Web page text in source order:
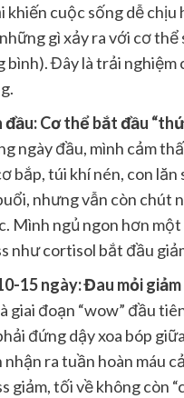
khiến cuộc sống dễ chịu
gì xảy ra với cơ
bình). Đây là trải nghiệm
đầu: Cơ thể bắt đầu
ngày đầu, mình cảm
bắp, túi khí nén, con
nhưng vẫn còn chút
Mình ngủ ngon hơn một
như cortisol bắt đầu
15 ngày: Đau mỏi
giai đoạn “wow” đầu
đứng dậy xoa bóp
nhận ra tuần hoàn máu
giảm, tối về không còn